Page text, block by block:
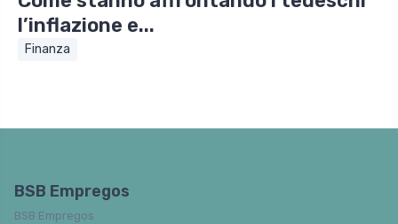
l’inflazione e...
Finanza
BSB Empregos
BSB Empregos